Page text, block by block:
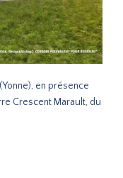
en présence
Crescent Marault, du